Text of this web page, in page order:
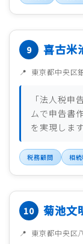
喜古米
東京都中央区
「法人税申
ムで申告書
を実現します
税務顧問 相続
菊池文
東京都中央区